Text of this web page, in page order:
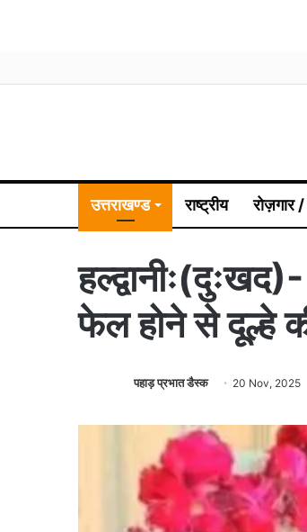
उत्तराखण्ड राष्ट्रीय रोज़गार
फेल होने से दूल्हे
पहाड़ प्रभात डैस्क 20 Nov, 2025